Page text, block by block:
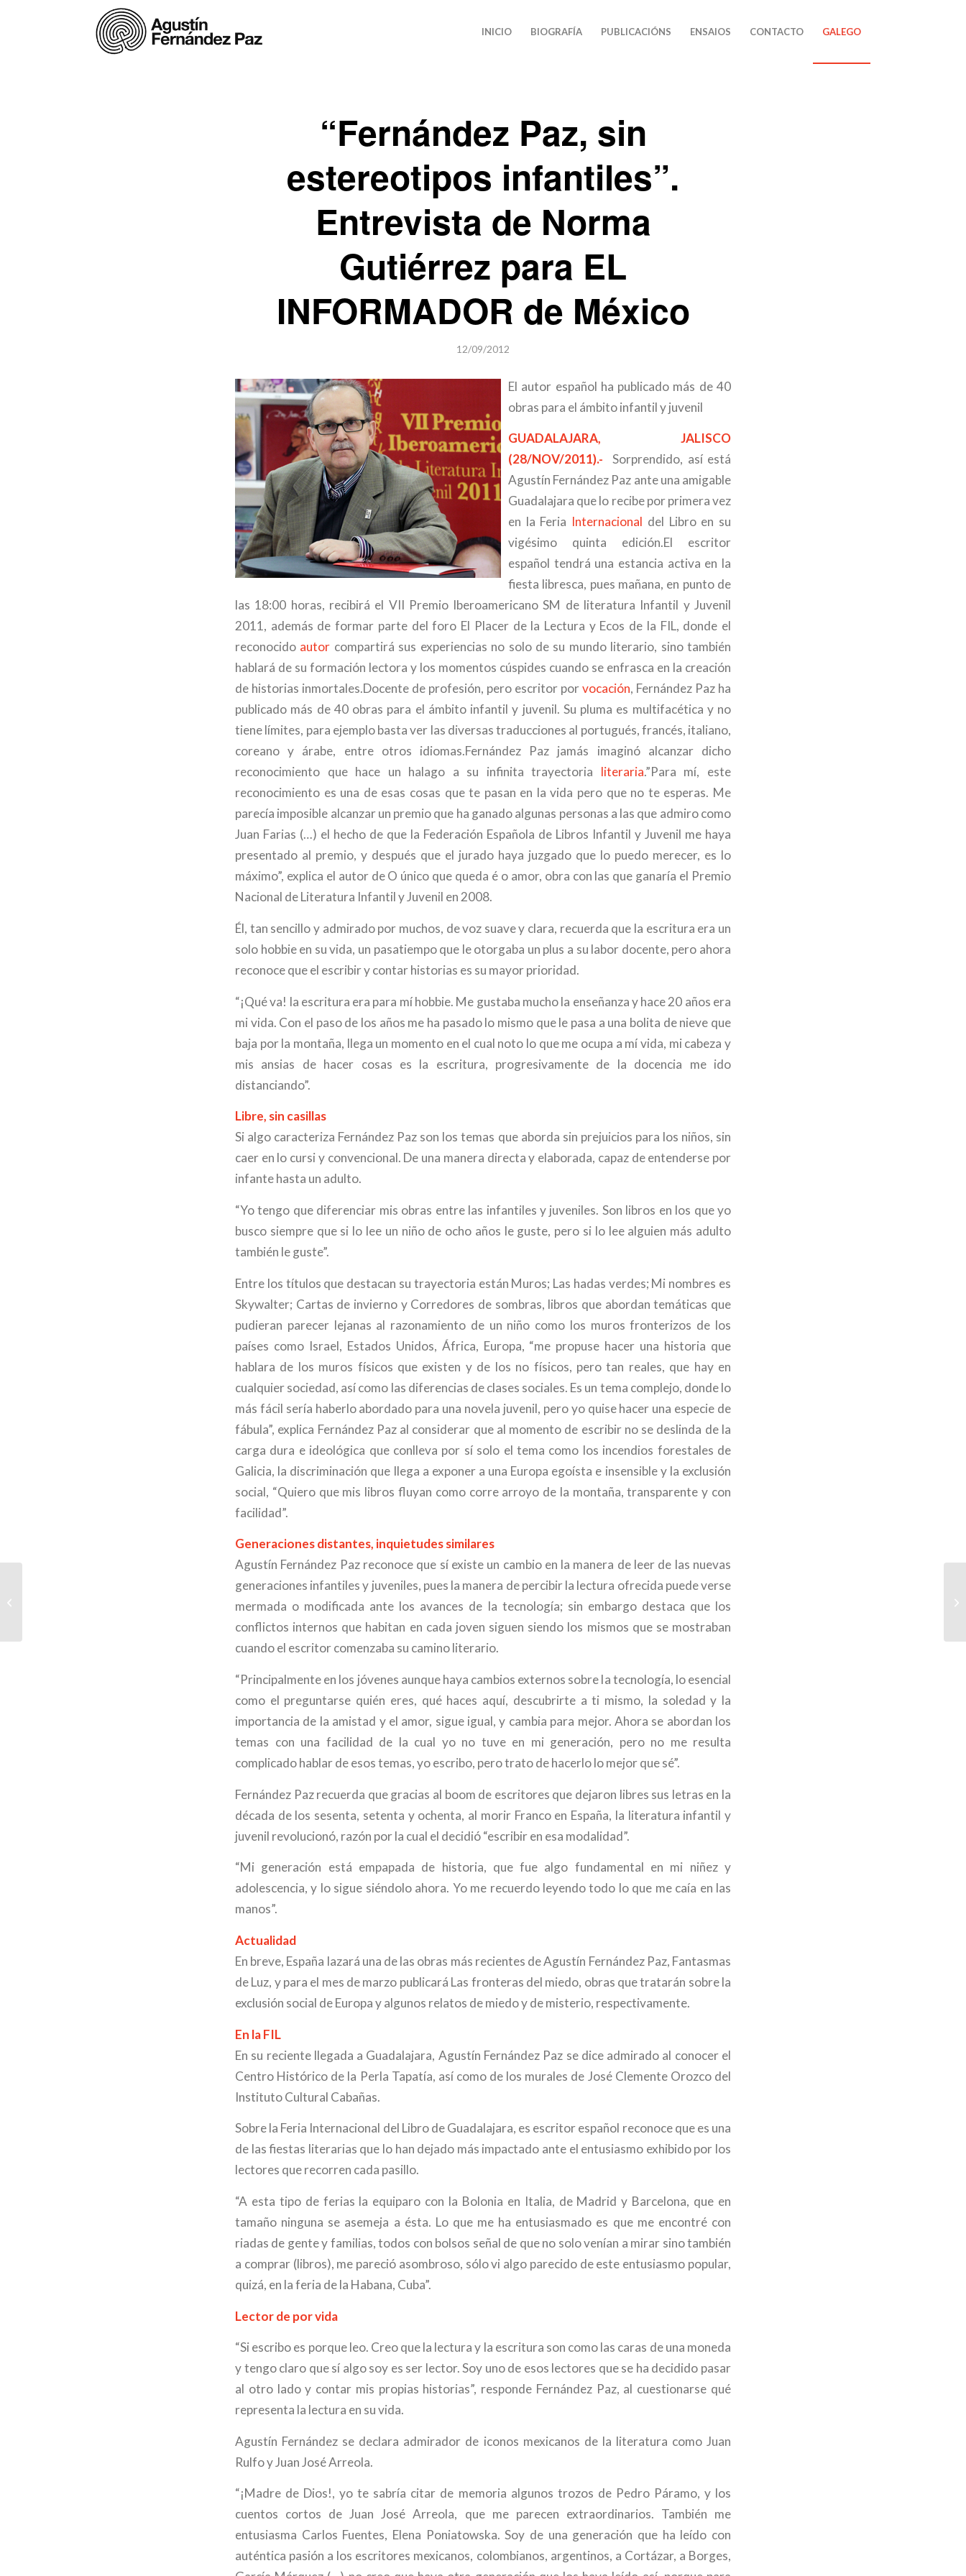
INICIO BIOGRAFÍA PUBLICACIÓNS ENSAIOS CONTACTO GALEGO
“Fernández Paz, sin
estereotipos infantiles”.
Entrevista de Norma
Gutiérrez para EL
INFORMADOR de México
12/09/2012
El autor español ha publicado más de 40
obras para el ámbito infantil y juvenil
GUADALAJARA, JALISCO
(28/NOV/2011).- Sorprendido, así está
Agustín Fernández Paz ante una amigable
Guadalajara que lo recibe por primera vez
en la Feria Internacional del Libro en su
vigésimo quinta edición.El escritor
español tendrá una estancia activa en la
fiesta libresca, pues mañana, en punto de
las 18:00 horas, recibirá el VII Premio Iberoamericano SM de literatura Infantil y Juvenil
2011, además de formar parte del foro El Placer de la Lectura y Ecos de la FIL, donde el
reconocido autor compartirá sus experiencias no solo de su mundo literario, sino también
hablará de su formación lectora y los momentos cúspides cuando se enfrasca en la creación
de historias inmortales.Docente de profesión, pero escritor porvocación, Fernández Paz ha
publicado más de 40 obras para el ámbito infantil y juvenil. Su pluma es multifacética y no
tiene límites, para ejemplo basta ver las diversas traducciones al portugués, francés, italiano,
coreano y árabe, entre otros idiomas.Fernández Paz jamás imaginó alcanzar dicho
reconocimiento que hace un halago a su infinita trayectoria literaria.”Para mí, este
reconocimiento es una de esas cosas que te pasan en la vida pero que no te esperas. Me
parecía imposible alcanzar un premio que ha ganado algunas personas a las que admiro como
Juan Farias (…) el hecho de que la Federación Española de Libros Infantil y Juvenil me haya
presentado al premio, y después que el jurado haya juzgado que lo puedo merecer, es lo
máximo”, explica el autor de O único que queda é o amor, obra con las que ganaría el Premio
Nacional de Literatura Infantil y Juvenil en 2008.
Él, tan sencillo y admirado por muchos, de voz suave y clara, recuerda que la escritura era un
solo hobbie en su vida, un pasatiempo que le otorgaba un plus a su labor docente, pero ahora
reconoce que el escribir y contar historias es su mayor prioridad.
“¡Qué va! la escritura era para mí hobbie. Me gustaba mucho la enseñanza y hace 20 años era
mi vida. Con el paso de los años me ha pasado lo mismo que le pasa a una bolita de nieve que
baja por la montaña, llega un momento en el cual noto lo que me ocupa a mí vida, mi cabeza y
mis ansias de hacer cosas es la escritura, progresivamente de la docencia me ido
distanciando”.
Libre, sin casillas
Si algo caracteriza Fernández Paz son los temas que aborda sin prejuicios para los niños, sin
caer en lo cursi y convencional. De una manera directa y elaborada, capaz de entenderse por
infante hasta un adulto.
“Yo tengo que diferenciar mis obras entre las infantiles y juveniles. Son libros en los que yo
busco siempre que si lo lee un niño de ocho años le guste, pero si lo lee alguien más adulto
también le guste”.
Entre los títulos que destacan su trayectoria están Muros; Las hadas verdes; Mi nombres es
Skywalter; Cartas de invierno y Corredores de sombras, libros que abordan temáticas que
pudieran parecer lejanas al razonamiento de un niño como los muros fronterizos de los
países como Israel, Estados Unidos, África, Europa, “me propuse hacer una historia que
hablara de los muros físicos que existen y de los no físicos, pero tan reales, que hay en
cualquier sociedad, así como las diferencias de clases sociales. Es un tema complejo, donde lo
más fácil sería haberlo abordado para una novela juvenil, pero yo quise hacer una especie de
fábula”, explica Fernández Paz al considerar que al momento de escribir no se deslinda de la
carga dura e ideológica que conlleva por sí solo el tema como los incendios forestales de
Galicia, la discriminación que llega a exponer a una Europa egoísta e insensible y la exclusión
social, “Quiero que mis libros fluyan como corre arroyo de la montaña, transparente y con
facilidad”.
Generaciones distantes, inquietudes similares
Agustín Fernández Paz reconoce que sí existe un cambio en la manera de leer de las nuevas
generaciones infantiles y juveniles, pues la manera de percibir la lectura ofrecida puede verse
mermada o modificada ante los avances de la tecnología; sin embargo destaca que los
conflictos internos que habitan en cada joven siguen siendo los mismos que se mostraban
cuando el escritor comenzaba su camino literario.
“Principalmente en los jóvenes aunque haya cambios externos sobre la tecnología, lo esencial
como el preguntarse quién eres, qué haces aquí, descubrirte a ti mismo, la soledad y la
importancia de la amistad y el amor, sigue igual, y cambia para mejor. Ahora se abordan los
temas con una facilidad de la cual yo no tuve en mi generación, pero no me resulta
complicado hablar de esos temas, yo escribo, pero trato de hacerlo lo mejor que sé”.
Fernández Paz recuerda que gracias al boom de escritores que dejaron libres sus letras en la
década de los sesenta, setenta y ochenta, al morir Franco en España, la literatura infantil y
juvenil revolucionó, razón por la cual el decidió “escribir en esa modalidad”.
“Mi generación está empapada de historia, que fue algo fundamental en mi niñez y
adolescencia, y lo sigue siéndolo ahora. Yo me recuerdo leyendo todo lo que me caía en las
manos”.
Actualidad
En breve, España lazará una de las obras más recientes de Agustín Fernández Paz, Fantasmas
de Luz, y para el mes de marzo publicará Las fronteras del miedo, obras que tratarán sobre la
exclusión social de Europa y algunos relatos de miedo y de misterio, respectivamente.
En la FIL
En su reciente llegada a Guadalajara, Agustín Fernández Paz se dice admirado al conocer el
Centro Histórico de la Perla Tapatía, así como de los murales de José Clemente Orozco del
Instituto Cultural Cabañas.
Sobre la Feria Internacional del Libro de Guadalajara, es escritor español reconoce que es una
de las fiestas literarias que lo han dejado más impactado ante el entusiasmo exhibido por los
lectores que recorren cada pasillo.
“A esta tipo de ferias la equiparo con la Bolonia en Italia, de Madrid y Barcelona, que en
tamaño ninguna se asemeja a ésta. Lo que me ha entusiasmado es que me encontré con
riadas de gente y familias, todos con bolsos señal de que no solo venían a mirar sino también
a comprar (libros), me pareció asombroso, sólo vi algo parecido de este entusiasmo popular,
quizá, en la feria de la Habana, Cuba”.
Lector de por vida
“Si escribo es porque leo. Creo que la lectura y la escritura son como las caras de una moneda
y tengo claro que sí algo soy es ser lector. Soy uno de esos lectores que se ha decidido pasar
al otro lado y contar mis propias historias”, responde Fernández Paz, al cuestionarse qué
representa la lectura en su vida.
Agustín Fernández se declara admirador de iconos mexicanos de la literatura como Juan
Rulfo y Juan José Arreola.
“¡Madre de Dios!, yo te sabría citar de memoria algunos trozos de Pedro Páramo, y los
cuentos cortos de Juan José Arreola, que me parecen extraordinarios. También me
entusiasma Carlos Fuentes, Elena Poniatowska. Soy de una generación que ha leído con
auténtica pasión a los escritores mexicanos, colombianos, argentinos, a Cortázar, a Borges,